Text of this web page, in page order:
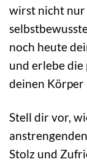
wirst nicht nur
noch heute
und erlebe
deinen Körper
Stell dir vor,
Stolz und